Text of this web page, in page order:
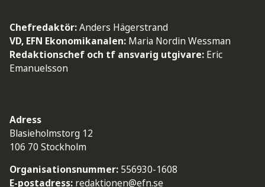
Chefredaktör:Anders Hägerstrand
VD, EFN Ekonomikanalen: Maria Nordin Wessman
Redaktionschef och tf ansvarig utgivare: Eric
Emanuelsson
Adress
Blasieholmstorg 12
106 70 Stockholm
Organisationsnummer: 556930-1608
E-postadress: redaktionen@efn.se